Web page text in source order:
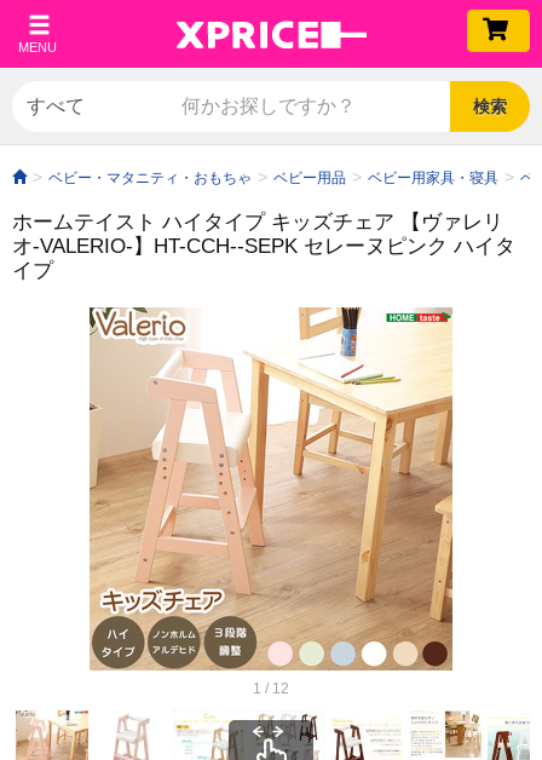
MENU
検索
ベビー・マタニティ・おもちゃ ベビー用品 ベビー用家具・寝具 ベ
ホームテイスト ハイタイプ キッズチェア 【ヴァレリ
オ-VALERIO-】HT-CCH--SEPK セレーヌピンク ハイタ
イプ
1 / 12